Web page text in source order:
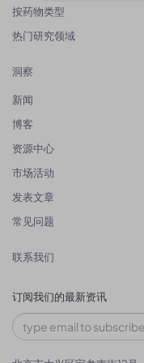
按药物类型
热门研究领域
洞察
新闻
博客
资源中心
市场活动
发表文章
常见问题
联系我们
订阅我们的最新资讯